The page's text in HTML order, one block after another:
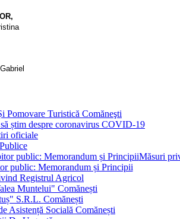
Pomovare Turistică Comăneşti
știm despre coronavirus COVID-19
oficiale
Măsuri
public: Memorandum și Principii
Registrul Agricol
Muntelui" Comănești
S.R.L. Comănești
Asistență Socială Comănești